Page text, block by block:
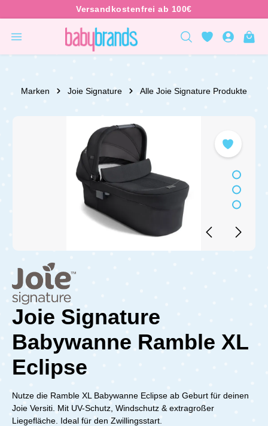
Marken Joie Signature Alle Joie Signature Produkte
Joie Signature
Babywanne Ramble XL
Eclipse
Nutze die Ramble XL Babywanne Eclipse ab Geburt für deinen
Joie Versiti. Mit UV-Schutz, Windschutz & extragroßer
Liegefläche. Ideal für den Zwillingsstart.